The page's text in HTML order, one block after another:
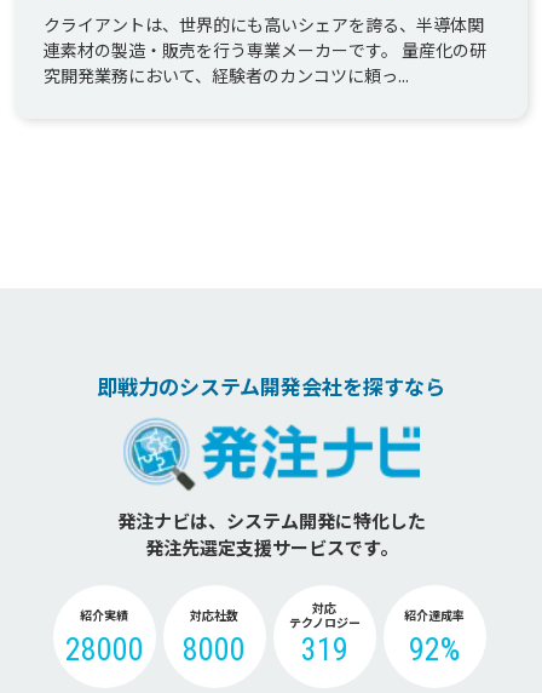
クライアントは、世界的にも高いシェアを誇る、半導体関
連素材の製造・販売を行う専業メーカーです。 量産化の研
究開発業務において、経験者のカンコツに頼っ...
即戦力のシステム開発会社を探すなら
発注ナビは、システム開発に特化した
発注先選定支援サービスです。
紹介実績
28000
対応社数
8000
対応
テクノロジー
319
紹介達成率
92%